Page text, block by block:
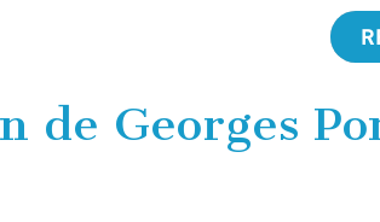
de Georges